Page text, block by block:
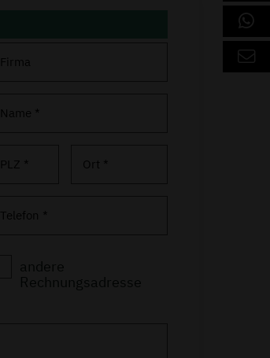
Firma
Name *
PLZ * Ort *
Telefon *
andere
Rechnungsadresse